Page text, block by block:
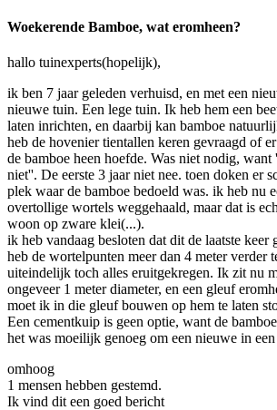
Woekerende Bamboe, wat eromheen?
hallo tuinexperts(hopelijk),
ik ben 7 jaar geleden verhuisd, en met een
nieuwe tuin. Een lege tuin. Ik heb hem een
laten inrichten, en daarbij kan bamboe
heb de hovenier tientallen keren gevraagd of
de bamboe heen hoefde. Was niet nodig,
niet''. De eerste 3 jaar niet nee. toen doken er
plek waar de bamboe bedoeld was. ik heb nu
overtollige wortels weggehaald, maar dat is
woon op zware klei(...).
ik heb vandaag besloten dat dit de laatste keer
heb de wortelpunten meer dan 4 meter verder
uiteindelijk toch alles eruitgekregen. Ik zit nu
ongeveer 1 meter diameter, en een gleuf
moet ik in die gleuf bouwen op hem te laten
Een cementkuip is geen optie, want de
het was moeilijk genoeg om een nieuwe in
omhoog
1 mensen hebben gestemd.
Ik vind dit een goed bericht